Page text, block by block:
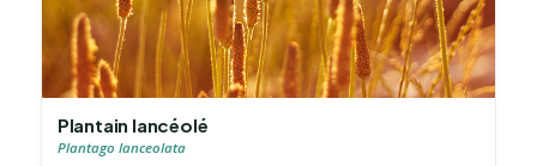
Plantain lancéolé
Plantago lanceolata